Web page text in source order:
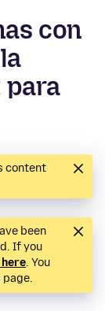
con
para
content
been
If you
. You